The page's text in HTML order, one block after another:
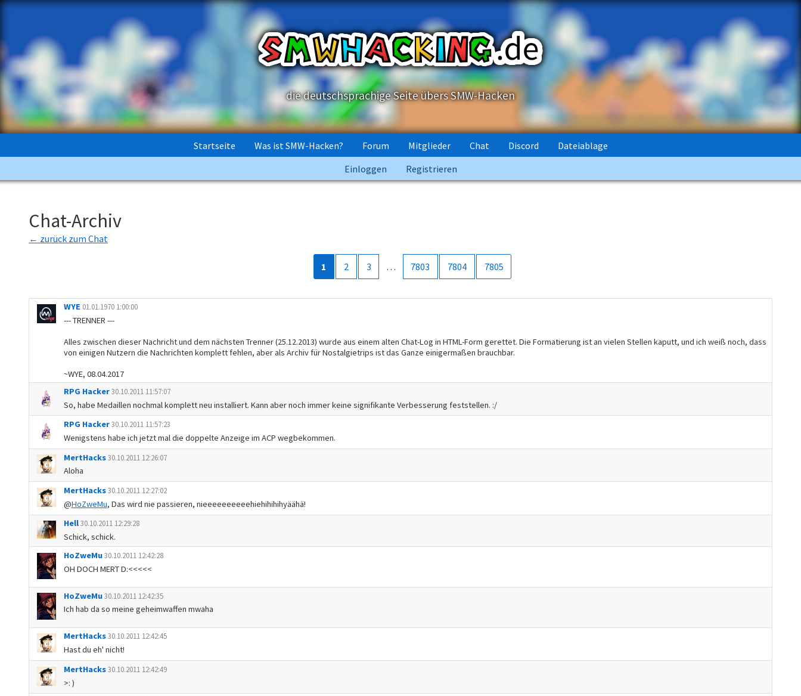
die deutschsprachige Seite übers SMW-Hacken
Startseite Was ist SMW-Hacken? Forum Mitglieder Chat Discord
Dateiablage
Einloggen
Registrieren
Chat-Archiv
← zurück zum Chat
1 2 3 … 7803 7804 7805
WYE 01.01.1970 1:00:00
--- TRENNER ---
Alles zwischen dieser Nachricht und dem nächsten Trenner (25.12.2013) wurde aus einem alten Chat-Log in HTML-Form gerettet. Die Formatierung ist an vielen Stellen kaputt, und ich weiß noch, dass
von einigen Nutzern die Nachrichten komplett fehlen, aber als Archiv für Nostalgietrips ist das Ganze einigermaßen brauchbar.
~WYE, 08.04.2017
RPG Hacker 30.10.2011 11:57:07
So, habe Medaillen nochmal komplett neu installiert. Kann aber noch immer keine signifikante Verbesserung feststellen. :/
RPG Hacker 30.10.2011 11:57:23
Wenigstens habe ich jetzt mal die doppelte Anzeige im ACP wegbekommen.
MertHacks 30.10.2011 12:26:07
Aloha
MertHacks 30.10.2011 12:27:02
@HoZweMu, Das wird nie passieren, nieeeeeeeeeehiehihihihyäähä!
Hell 30.10.2011 12:29:28
Schick, schick.
HoZweMu 30.10.2011 12:42:28
OH DOCH MERT D:<<<<<
HoZweMu 30.10.2011 12:42:35
Ich hab da so meine geheimwaffen mwaha
MertHacks 30.10.2011 12:42:45
Hast du eh' nicht!
MertHacks 30.10.2011 12:42:49
>: )